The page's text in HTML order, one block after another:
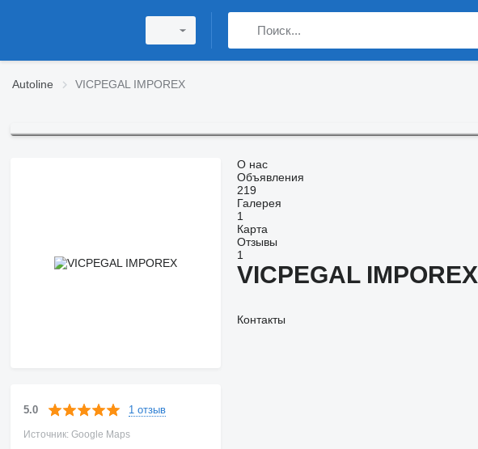
Autoline VICPEGAL IMPOREX
5.0 1 отзыв
Источник: Google Maps
О нас
Объявления
219
Галерея
1
Карта
Отзывы
1
VICPEGAL IMPOREX
Контакты